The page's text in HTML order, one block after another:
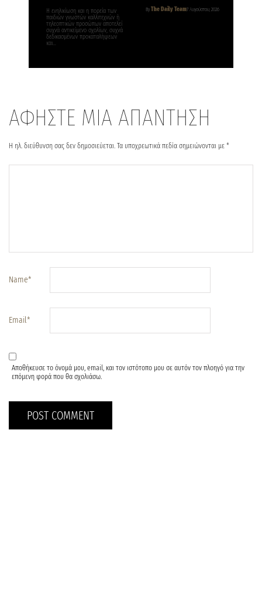
By The Daily Team7 Αυγούστου, 2026
Η ενηλικίωση και η πορεία των
παιδιών γνωστών καλλιτεχνών ή
τηλεοπτικών προσώπων αποτελεί
συχνά αντικείμενο σχολίων, συχνά
δεδικασμένων προκαταλήψεων
και…
ΑΦΗΣΤΕ ΜΙΑ ΑΠΑΝΤΗΣΗ
Η ηλ. διεύθυνση σας δεν δημοσιεύεται. Τα υποχρεωτικά πεδία σημειώνονται με *
Name*
Email*
Αποθήκευσε το όνομά μου, email, και τον ιστότοπο μου σε αυτόν τον πλοηγό για την
επόμενη φορά που θα σχολιάσω.